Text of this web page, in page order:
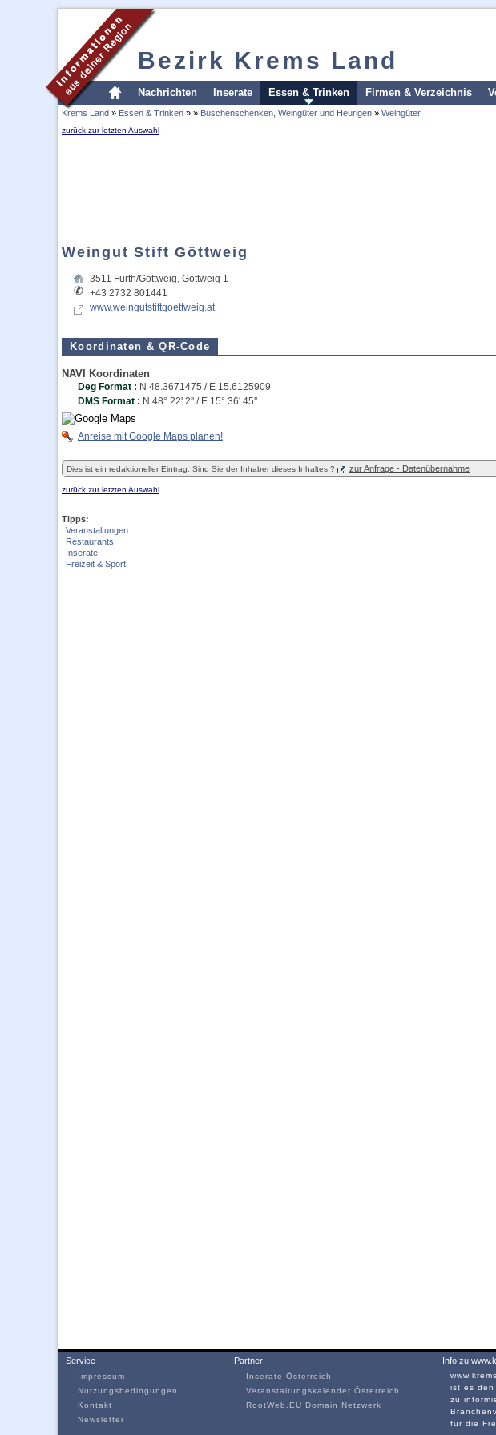
Bezirk Krems Land
Nachrichten Inserate Essen & Trinken Firmen & Verzeichnis
Krems Land » Essen & Trinken » » Buschenschenken, Weingüter und Heurigen » Weingüter
zurück zur letzten Auswahl
Weingut Stift Göttweig
3511 Furth/Göttweig, Göttweig 1
+43 2732 801441
www.weingutstiftgoettweig.at
Koordinaten & QR-Code
NAVI Koordinaten
Deg Format : N 48.3671475 / E 15.6125909
DMS Format : N 48° 22' 2'' / E 15° 36' 45''
Anreise mit Google Maps planen!
Dies ist ein redaktioneller Eintrag. Sind Sie der Inhaber dieses Inhaltes ? zur Anfrage - Datenübernahme
zurück zur letzten Auswahl
Tipps:
Veranstaltungen
Restaurants
Inserate
Freizeit & Sport
Service
Impressum
Nutzungsbedingungen
Kontakt
Newsletter
Partner
Inserate Österreich
Veranstaltungskalender Österreich
RootWeb.EU Domain Netzwerk
Info zu
ist es den
zu
für die